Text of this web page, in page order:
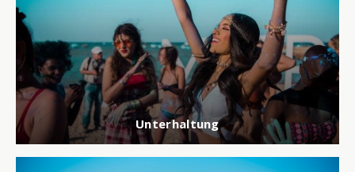
Unterhaltung